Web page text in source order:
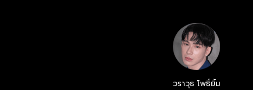
วราวุธ โพธิ์ยิ้ม